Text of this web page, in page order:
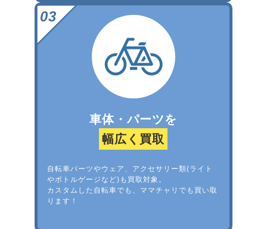
車体・パーツを
幅広く買取
自転車パーツやウェア、アクセサリー類(ライト
やボトルゲージなど)も買取対象。
カスタムした自転車でも、ママチャリでも買い取
ります！